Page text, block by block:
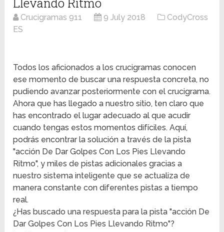
Crucigramas 911 9 July 2018
CodyCross
ES
Todos los aficionados a los crucigramas conocen
ese momento de buscar una respuesta concreta, no
pudiendo avanzar posteriormente con el crucigrama.
Ahora que has llegado a nuestro sitio, ten claro que
has encontrado el lugar adecuado al que acudir
cuando tengas estos momentos difíciles. Aquí,
podrás encontrar la solución a través de la pista
"acción De Dar Golpes Con Los Pies Llevando
Ritmo", y miles de pistas adicionales gracias a
nuestro sistema inteligente que se actualiza de
manera constante con diferentes pistas a tiempo
real.
¿Has buscado una respuesta para la pista "acción De
Dar Golpes Con Los Pies Llevando Ritmo"?